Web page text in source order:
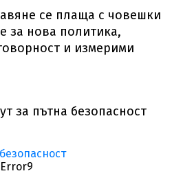
се плаща с човешки
за нова политика,
и измерими
за пътна безопасност
Error9